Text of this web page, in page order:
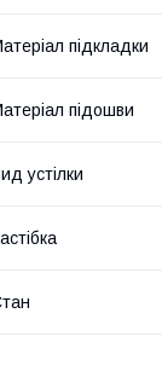
підкладки
підошви
устілки